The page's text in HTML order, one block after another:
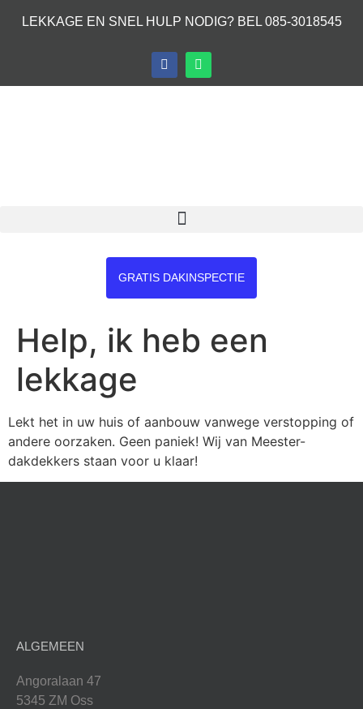
LEKKAGE EN SNEL HULP NODIG? BEL 085-3018545
GRATIS DAKINSPECTIE
Help, ik heb een
lekkage
Lekt het in uw huis of aanbouw vanwege verstopping of
andere oorzaken. Geen paniek! Wij van Meester-
dakdekkers staan voor u klaar!
ALGEMEEN
Angoralaan 47
5345 ZM Oss